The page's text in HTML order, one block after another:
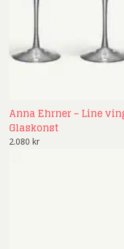
Anna Ehrner – Line
Glaskonst
2.080 kr